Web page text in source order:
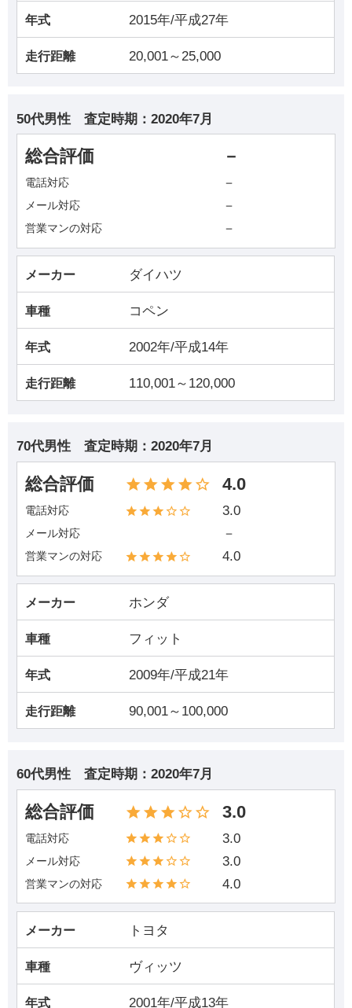
年式 2015年/平成27年
走行距離 20,001～25,000
50代男性 査定時期： 2020年7月
総合評価 －
電話対応 －
メール対応 －
営業マンの対応 －
メーカー ダイハツ
車種 コペン
年式 2002年/平成14年
走行距離 110,001～120,000
70代男性 査定時期： 2020年7月
総合評価 4.0
電話対応 3.0
メール対応 －
営業マンの対応 4.0
メーカー ホンダ
車種 フィット
年式 2009年/平成21年
走行距離 90,001～100,000
60代男性 査定時期： 2020年7月
総合評価 3.0
電話対応 3.0
メール対応 3.0
営業マンの対応 4.0
メーカー トヨタ
車種 ヴィッツ
年式 2001年/平成13年